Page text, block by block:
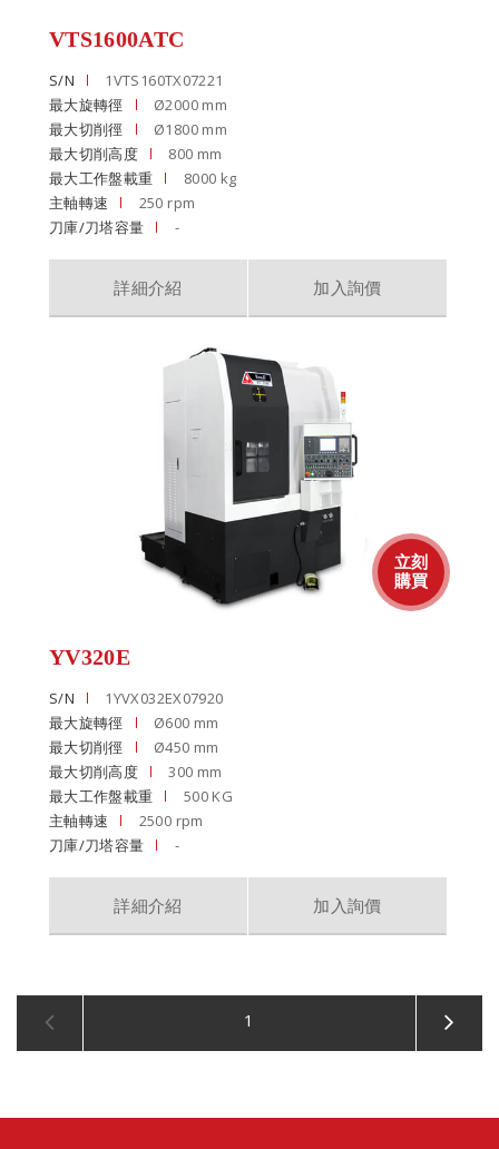
VTS1600ATC
S/N
1VTS160TX07221
最大旋轉徑
Ø2000 mm
最大切削徑
Ø1800 mm
最大切削高度
800 mm
最大工作盤載重
8000 kg
主軸轉速
250 rpm
刀庫/刀塔容量
-
詳細介紹 加入詢價
YV320E
S/N
1YVX032EX07920
最大旋轉徑
Ø600 mm
最大切削徑
Ø450 mm
最大切削高度
300 mm
最大工作盤載重
500 KG
主軸轉速
2500 rpm
刀庫/刀塔容量
-
詳細介紹 加入詢價
1